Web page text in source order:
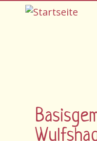
Direkt zum Inhalt